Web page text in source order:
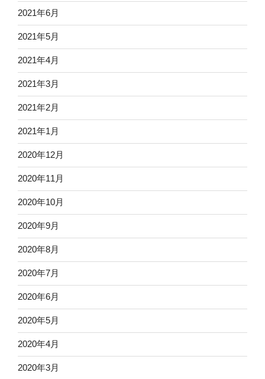
2021年6月
2021年5月
2021年4月
2021年3月
2021年2月
2021年1月
2020年12月
2020年11月
2020年10月
2020年9月
2020年8月
2020年7月
2020年6月
2020年5月
2020年4月
2020年3月